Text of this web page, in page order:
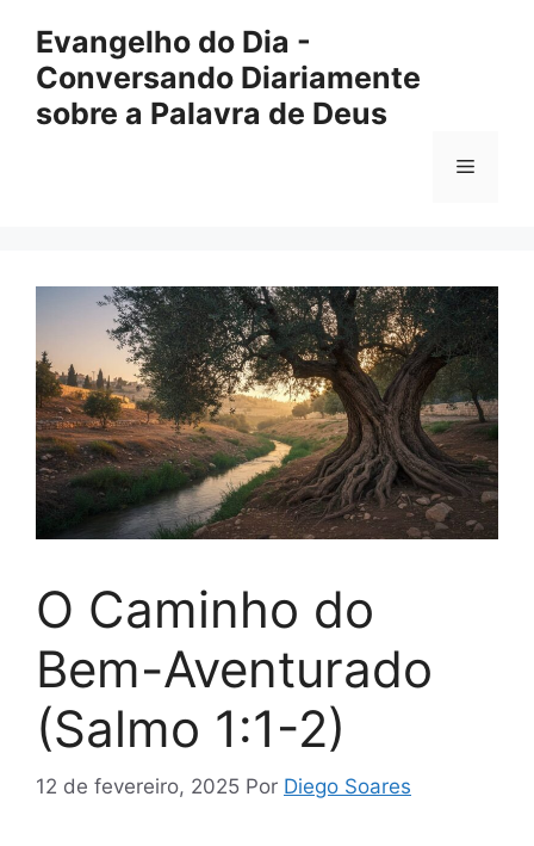
conteúdo
Evangelho do Dia -
Conversando Diariamente
sobre a Palavra de Deus
Menu
O Caminho do
Bem-Aventurado
(Salmo 1:1-2)
12 de fevereiro, 2025 Por Diego Soares